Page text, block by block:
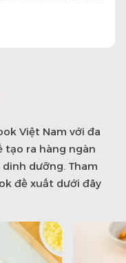
Việt Nam với đa
tạo ra hàng ngàn
dưỡng. Tham
đề xuất dưới đây